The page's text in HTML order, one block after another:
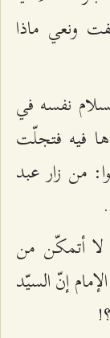
ونعي ماذا
نفسه في
فيه فتجلّت
من زار عبد
لا أتمكّن من
إنّ السيّد